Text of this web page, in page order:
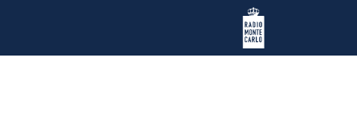
Radio Monte Carlo